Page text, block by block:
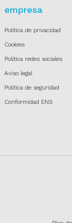
empresa
Política de privacidad
Cookies
Política redes sociales
Aviso legal
Política de seguridad
Conformidad ENS